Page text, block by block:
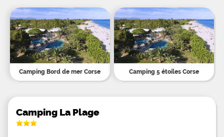
Camping Bord de mer Corse Camping 5 étoiles Corse
Camping La Plage